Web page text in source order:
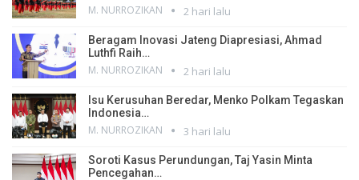
M. NURROZIKAN 2 hari lalu
Beragam Inovasi Jateng Diapresiasi, Ahmad
Luthfi Raih…
M. NURROZIKAN 2 hari lalu
Isu Kerusuhan Beredar, Menko Polkam Tegaskan
Indonesia…
M. NURROZIKAN 3 hari lalu
Soroti Kasus Perundungan, Taj Yasin Minta
Pencegahan…